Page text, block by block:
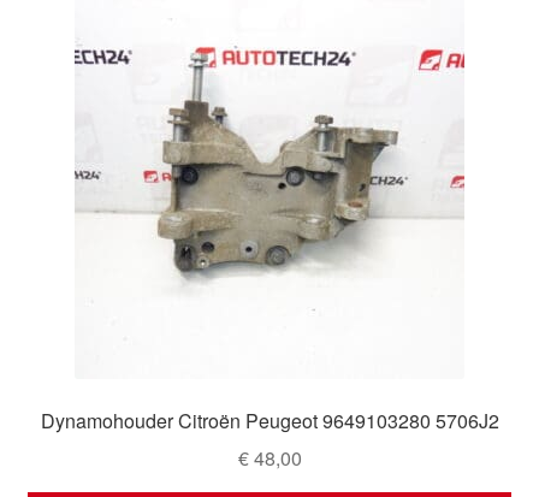
Dynamohouder Citroën Peugeot 9649103280 5706J2
€48,00